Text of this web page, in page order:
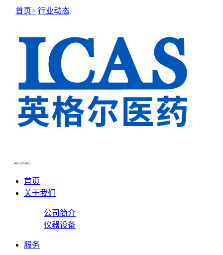
400-182-9001
首页
关于我们
公司简介
仪器设备
服务
NEWS CENTER
首页> 行业动态